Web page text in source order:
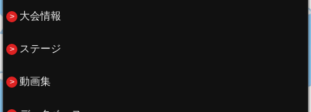
大会情報
ステージ
動画集